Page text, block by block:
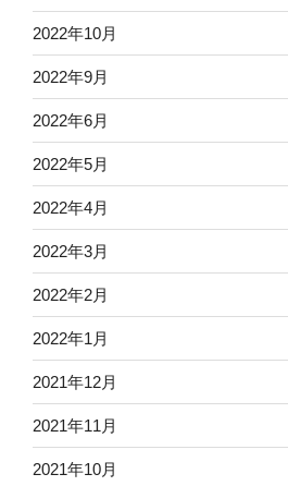
2022年10月
2022年9月
2022年6月
2022年5月
2022年4月
2022年3月
2022年2月
2022年1月
2021年12月
2021年11月
2021年10月